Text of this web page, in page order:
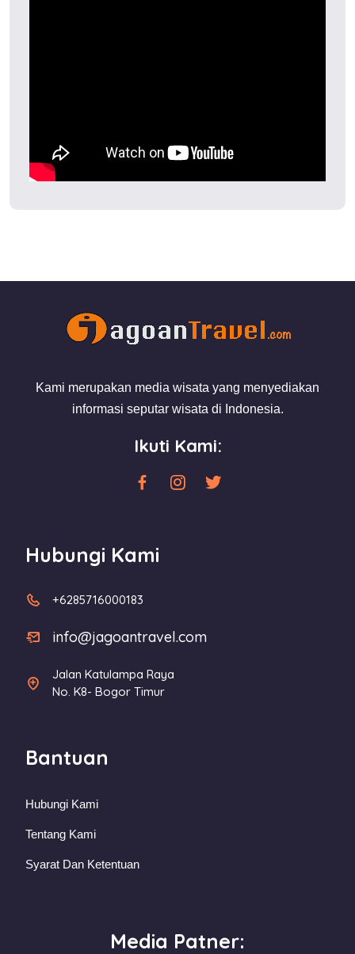
Kami merupakan media wisata yang menyediakan
informasi seputar wisata di Indonesia.
Ikuti Kami:
Hubungi Kami
+6285716000183
info@jagoantravel.com
Jalan Katulampa Raya
No. K8- Bogor Timur
Bantuan
Hubungi Kami
Tentang Kami
Syarat Dan Ketentuan
Media Patner: